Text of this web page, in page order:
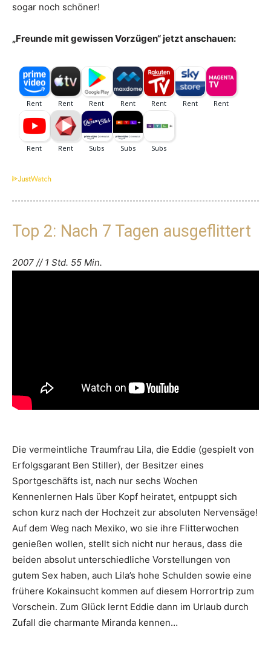
sogar noch schöner!
„Freunde mit gewissen Vorzügen“ jetzt anschauen:
Top 2: Nach 7 Tagen ausgeflittert
2007 // 1 Std. 55 Min.
Die vermeintliche Traumfrau Lila, die Eddie (gespielt von
Erfolgsgarant Ben Stiller), der Besitzer eines
Sportgeschäfts ist, nach nur sechs Wochen
Kennenlernen Hals über Kopf heiratet, entpuppt sich
schon kurz nach der Hochzeit zur absoluten Nervensäge!
Auf dem Weg nach Mexiko, wo sie ihre Flitterwochen
genießen wollen, stellt sich nicht nur heraus, dass die
beiden absolut unterschiedliche Vorstellungen von
gutem Sex haben, auch Lila’s hohe Schulden sowie eine
frühere Kokainsucht kommen auf diesem Horrortrip zum
Vorschein. Zum Glück lernt Eddie dann im Urlaub durch
Zufall die charmante Miranda kennen…